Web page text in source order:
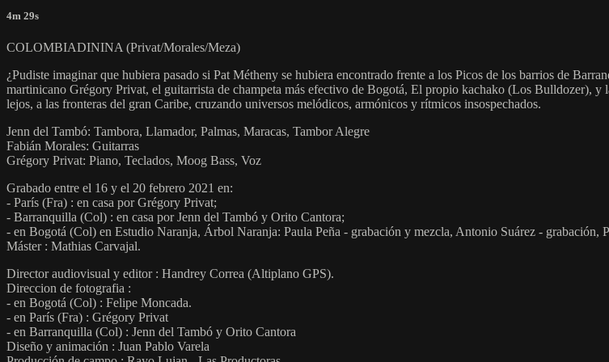
4m 29s
COLOMBIADININA (Privat/Morales/Meza)
¿Pudiste imaginar que hubiera pasado si Pat Métheny se hubiera encontrado frente a los Picos de los barrios de
martinicano Grégory Privat, el guitarrista de champeta más efectivo de Bogotá, El propio kachako (Los Bulldozer), y
lejos, a las fronteras del gran Caribe, cruzando universos melódicos, armónicos y rítmicos insospechados.
Jenn del Tambó: Tambora, Llamador, Palmas, Maracas, Tambor Alegre
Fabián Morales: Guitarras
Grégory Privat: Piano, Teclados, Moog Bass, Voz
Grabado entre el 16 y el 20 febrero 2021 en:
- París (Fra) : en casa por Grégory Privat;
- Barranquilla (Col) : en casa por Jenn del Tambó y Orito Cantora;
- en Bogotá (Col) en Estudio Naranja, Árbol Naranja: Paula Peña - grabación y mezcla, Antonio Suárez -
Máster : Mathias Carvajal.
Director audiovisual y editor : Handrey Correa (Altiplano GPS).
Direccion de fotografia :
- en Bogotá (Col) : Felipe Moncada.
- en París (Fra) : Grégory Privat
- en Barranquilla (Col) : Jenn del Tambó y Orito Cantora
Diseño y animación : Juan Pablo Varela